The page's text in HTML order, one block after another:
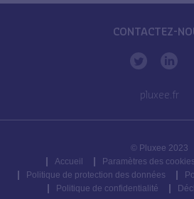
CONTACTEZ-
pluxee.fr
© Pluxee 2023
Accueil
Paramètres des cookies
Politique de protection des données
Politique de confidentialité